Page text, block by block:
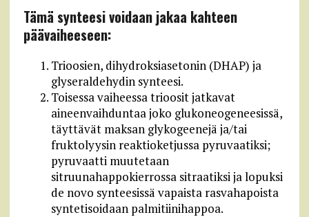
Tämä synteesi voidaan jakaa kahteen
päävaiheeseen:
Trioosien, dihydroksiasetonin (DHAP) ja
glyseraldehydin synteesi.
Toisessa vaiheessa trioosit jatkavat
aineenvaihduntaa joko glukoneogeneesissä,
täyttävät maksan glykogeenejä ja/tai
fruktolyysin reaktioketjussa pyruvaatiksi;
pyruvaatti muutetaan
sitruunahappokierrossa sitraatiksi ja lopuksi
de novo synteesissä vapaista rasvahapoista
syntetisoidaan palmitiinihappoa.